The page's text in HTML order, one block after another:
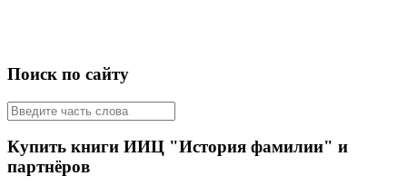
Поиск по сайту
Купить книги ИИЦ "История фамилии" и
партнёров